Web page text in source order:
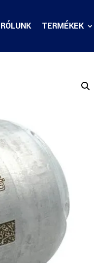
RÓLUNK TERMÉKEK